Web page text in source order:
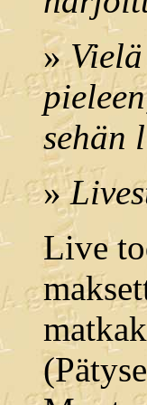
»
sehän
»
Live